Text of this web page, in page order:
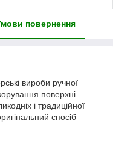
повернення
вироби ручної
поверхні
і традиційної
спосіб